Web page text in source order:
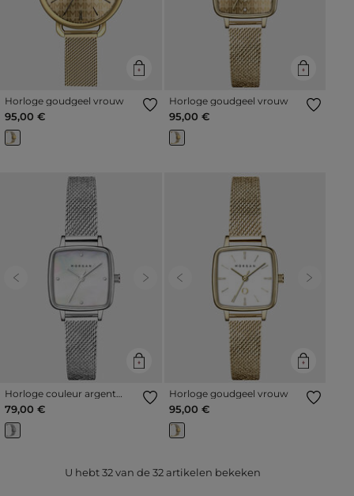
Horloge goudgeel vrouw
95,00 €
Horloge goudgeel vrouw
95,00 €
Previous Next
Horloge couleur argent
vrouw
79,00 €
Previous Next
Horloge goudgeel vrouw
95,00 €
U hebt32van de 32 artikelen bekeken